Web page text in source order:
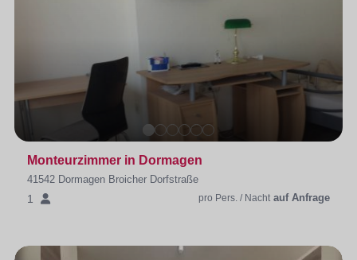
Monteurzimmer in Dormagen
41542 Dormagen Broicher Dorfstraße
1 pro Pers. / Nacht auf Anfrage